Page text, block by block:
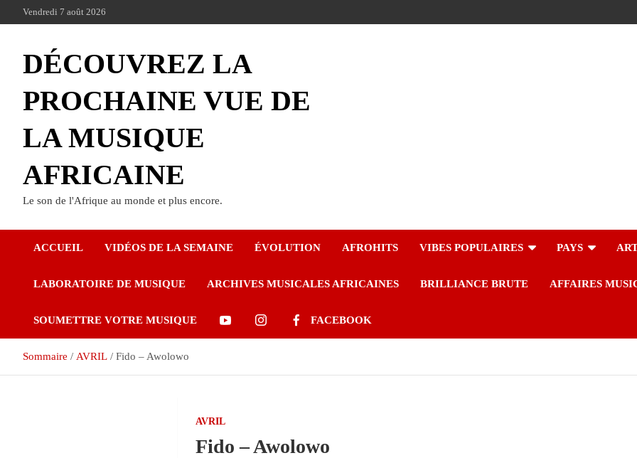
Vendredi 7 août 2026
DÉCOUVREZ LA
PROCHAINE VUE DE
LA MUSIQUE
AFRICAINE
Le son de l'Afrique au monde et plus encore.
ACCUEIL VIDÉOS DE LA SEMAINE ÉVOLUTION AFROHITS VIBES POPULAIRES PAYS
LABORATOIRE DE MUSIQUE ARCHIVES MUSICALES AFRICAINES BRILLIANCE BRUTE AFFAIRES
SOUMETTRE VOTRE MUSIQUE FACEBOOK
Sommaire AVRIL Fido – Awolowo
AVRIL
Fido – Awolowo